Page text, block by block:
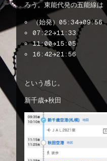
ろう。東能代発の五能線は
（始発）05:34→09:56
07:22→11:33
11:00→15:05
16:42→21:56
という感じ。
新千歳→秋田